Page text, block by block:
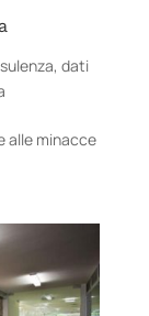
, dati
alle minacce